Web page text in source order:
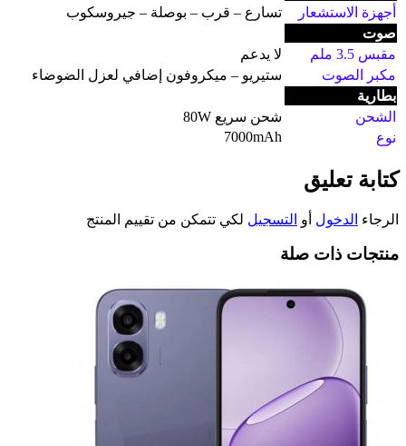
أجهزة الاستشعار
تسارع – قرب – بوصلة – جيروسكوب
صوت
مقبس 3.5 ملم
لا يدعم
مكبر الصوت
ستيريو – ميكروفون إضافي لعزل الضوضاء
بطارية
الشحن
شحن سريع 80W
نوع
7000mAh
كتابة تعليق
الرجاء الدخول أو التسجيل لكي تتمكن من تقييم المنتج
منتجات ذات صلة